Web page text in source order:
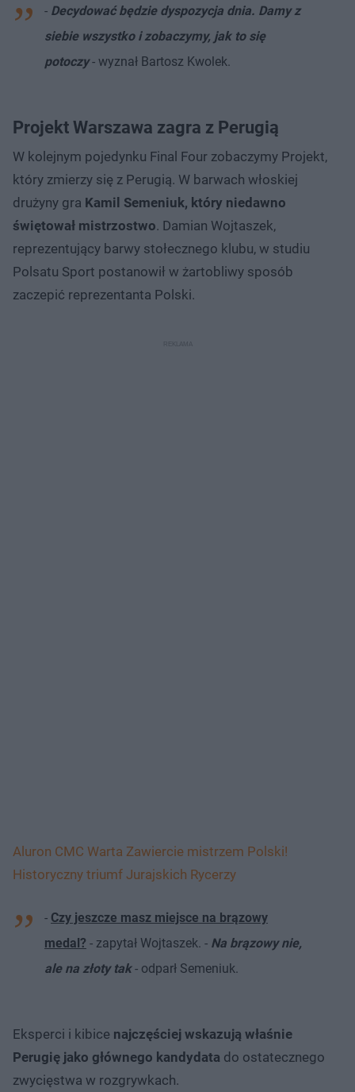
- Decydować będzie dyspozycja dnia. Damy z
siebie wszystko i zobaczymy, jak to się
potoczy- wyznał Bartosz Kwolek.
Projekt Warszawa zagra z Perugią
W kolejnym pojedynku Final Four zobaczymy Projekt,
który zmierzy się z Perugią. W barwach włoskiej
drużyny gra Kamil Semeniuk, który niedawno
świętował mistrzostwo. Damian Wojtaszek,
reprezentujący barwy stołecznego klubu, w studiu
Polsatu Sport postanowił w żartobliwy sposób
zaczepić reprezentanta Polski.
Aluron CMC Warta Zawiercie mistrzem Polski!
Historyczny triumf Jurajskich Rycerzy
- Czy jeszcze masz miejsce na brązowy
medal? - zapytał Wojtaszek. - Na brązowy nie,
ale na złoty tak- odparł Semeniuk.
Eksperci i kibice najczęściej wskazują właśnie
Perugię jako głównego kandydata do ostatecznego
zwycięstwa w rozgrywkach.